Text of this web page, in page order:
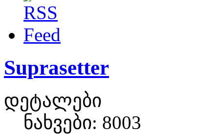
Suprasetter
დეტალები
ნახვები: 8003